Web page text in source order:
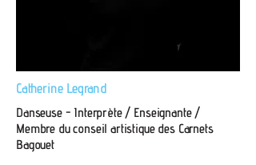
Catherine Legrand
Danseuse - Interprète / Enseignante /
Membre du conseil artistique des Carnets
Bagouet